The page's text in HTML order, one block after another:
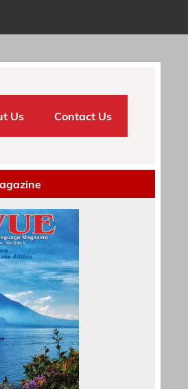
Us Contact Us